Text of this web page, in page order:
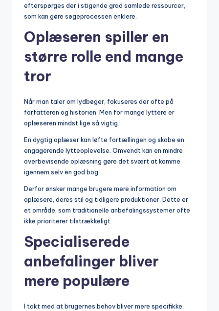
efterspørges der i stigende grad samlede ressourcer,
som kan gøre søgeprocessen enklere.
Oplæseren spiller en
større rolle end mange
tror
Når man taler om lydbøger, fokuseres der ofte på
forfatteren og historien. Men for mange lyttere er
oplæseren mindst lige så vigtig.
En dygtig oplæser kan løfte fortællingen og skabe en
engagerende lytteoplevelse. Omvendt kan en mindre
overbevisende oplæsning gøre det svært at komme
igennem selv en god bog.
Derfor ønsker mange brugere mere information om
oplæsere, deres stil og tidligere produktioner. Dette er
et område, som traditionelle anbefalingssystemer ofte
ikke prioriterer tilstrækkeligt.
Specialiserede
anbefalinger bliver
mere populære
I takt med at brugernes behov bliver mere specifikke,